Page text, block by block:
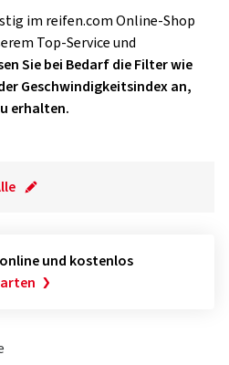
im reifen.com Online-Shop
Top-Service und
Sie bei Bedarf die Filter wie
Geschwindigkeitsindex an,
erhalten.
und kostenlos